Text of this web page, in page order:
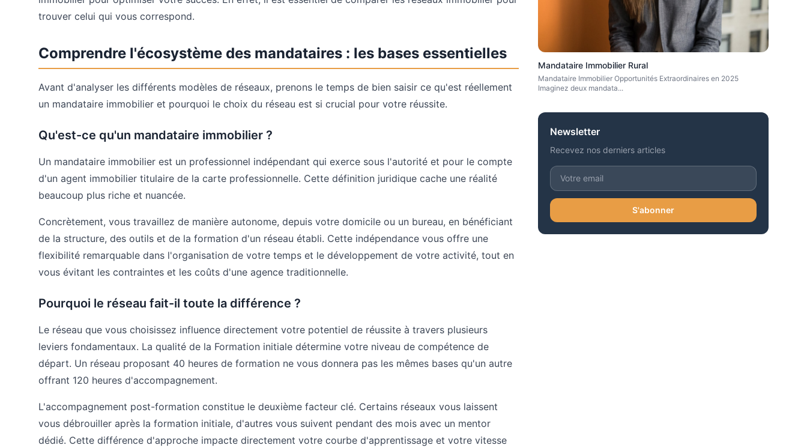
trouver celui qui vous correspond.
Comprendre l'écosystème des mandataires : les bases essentielles
Avant d'analyser les différents modèles de réseaux, prenons le temps de bien saisir ce qu'est réellement
un mandataire immobilier et pourquoi le choix du réseau est si crucial pour votre réussite.
Qu'est-ce qu'un mandataire immobilier ?
Un mandataire immobilier est un professionnel indépendant qui exerce sous l'autorité et pour le compte
d'un agent immobilier titulaire de la carte professionnelle. Cette définition juridique cache une réalité
beaucoup plus riche et nuancée.
Concrètement, vous travaillez de manière autonome, depuis votre domicile ou un bureau, en bénéficiant
de la structure, des outils et de la formation d'un réseau établi. Cette indépendance vous offre une
flexibilité remarquable dans l'organisation de votre temps et le développement de votre activité, tout en
vous évitant les contraintes et les coûts d'une agence traditionnelle.
Pourquoi le réseau fait-il toute la différence ?
Le réseau que vous choisissez influence directement votre potentiel de réussite à travers plusieurs
leviers fondamentaux. La qualité de la Formation initiale détermine votre niveau de compétence de
départ. Un réseau proposant 40 heures de formation ne vous donnera pas les mêmes bases qu'un autre
offrant 120 heures d'accompagnement.
L'accompagnement post-formation constitue le deuxième facteur clé. Certains réseaux vous laissent
vous débrouiller après la formation initiale, d'autres vous suivent pendant des mois avec un mentor
dédié. Cette différence d'approche impacte directement votre courbe d'apprentissage et votre vitesse
Mandataire Immobilier Rural
Mandataire Immobilier Opportunités Extraordinaires en 2025
Imaginez deux mandata...
Newsletter
Recevez nos derniers articles
S'abonner